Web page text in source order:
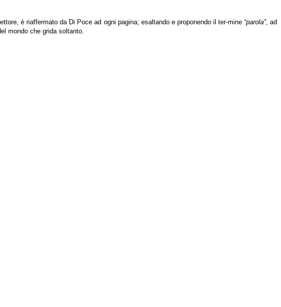
è riaffermato da Di Poce ad ogni pagina; esaltando e proponendo il ter-mine “parola”, ad
mondo che grida soltanto.